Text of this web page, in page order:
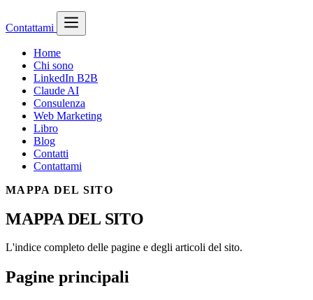
Contattami
Home
Chi sono
LinkedIn B2B
Claude AI
Consulenza
Web Marketing
Libro
Blog
Contatti
Contattami
MAPPA DEL SITO
MAPPA DEL SITO
L'indice completo delle pagine e degli articoli del sito.
Pagine principali